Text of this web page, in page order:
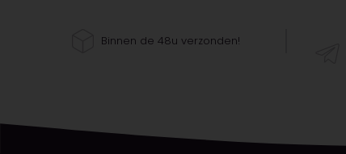
Binnen de 48u verzonden!